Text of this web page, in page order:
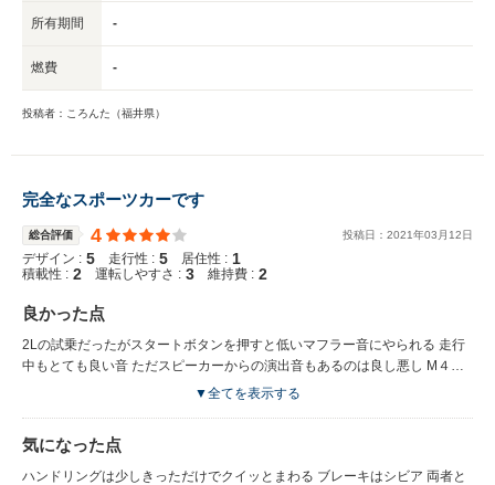
所有期間 -
燃費 -
投稿者：ころんた（福井県）
完全なスポーツカーです
総合評価 4 投稿日： 2021年03 月 12日
デザイン : 5 走行性 : 5 居住性 : 1
積載性 : 2 運転しやすさ : 3 維持費 : 2
良かった点
2Lの試乗だったがスタートボタンを押すと低いマフラー音にやられる 走行
中もとても良い音 ただスピーカーからの演出音もあるのは良し悪し M４０
ⅰに乗りたいところだが正直20ⅰで十分 ただ40ⅰのエンジン、ブレーキキ
▼全てを表示する
気になった点
ハンドリングは少しきっただけでクイッとまわる ブレーキはシビア 両者と